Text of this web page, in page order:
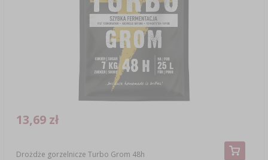
Drożdże gorzelnicze Turbo Grom 48h
13,69 zł